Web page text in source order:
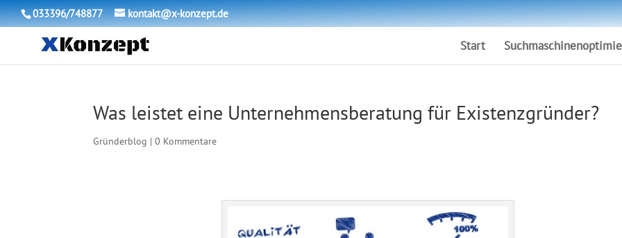
033396/748877 kontakt@x-konzept.de
Start
Was leistet eine Unternehmensberatung für Existenzgründer?
Gründerblog |0 Kommentare